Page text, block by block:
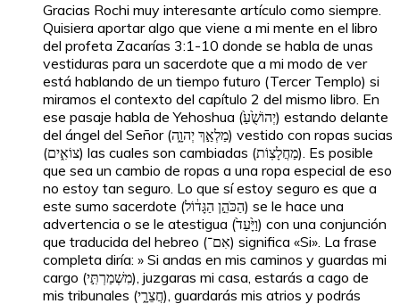
Gracias Rochi muy interesante artículo como siempre.
Quisiera aportar algo que viene a mi mente en el libro
del profeta Zacarías 3:1-10 donde se habla de unas
vestiduras para un sacerdote que a mi modo de ver
está hablando de un tiempo futuro (Tercer Templo) si
miramos el contexto del capítulo 2 del mismo libro. En
ese pasaje habla de Yehoshua (יְהוֹשֻׁ֙עַ֙) estando delante
del ángel del Señor (מַלְאַ֣ךְ יְהוָ֑ה) vestido con ropas sucias
(צוֹאִ֑ים) las cuales son cambiadas (מַחֲלָצֽוֹת). Es posible
que sea un cambio de ropas a una ropa especial de eso
no estoy tan seguro. Lo que sí estoy seguro es que a
este sumo sacerdote (הַכֹּהֵ֣ן הַגָּד֔וֹל) se le hace una
advertencia o se le atestigua (וַיָּ֙עַד֙) con una conjunción
que traducida del hebreo (אִם־) significa «Si». La frase
completa diría: » Si andas en mis caminos y guardas mi
cargo (מִשְׁמַרְתִּ֣י), juzgaras mi casa, estarás a cago de
mis tribunales (חֲצֵרָ֑י), guardarás mis atrios y podrás